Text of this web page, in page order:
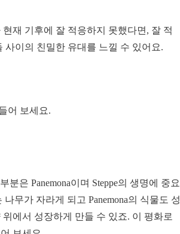
재 기후에 잘 적응하지 못했다면, 잘 적
이의 친밀한 유대를 느낄 수 있어요.
어 보세요.
은 Panemona이며 Steppe의 생명에 중요
무가 자라게 되고 Panemona의 식물도 성
에서 성장하게 만들 수 있죠. 이 평화로